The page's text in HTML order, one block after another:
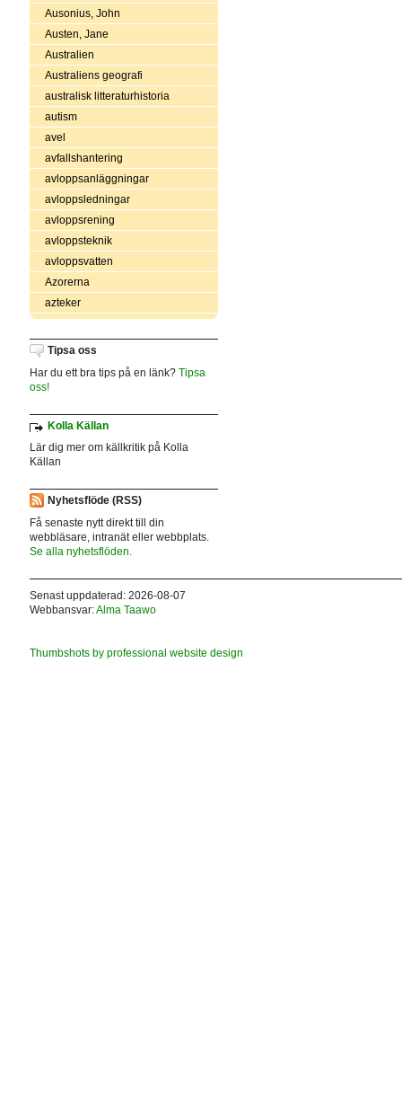
Ausonius, John
Austen, Jane
Australien
Australiens geografi
australisk litteraturhistoria
autism
avel
avfallshantering
avloppsanläggningar
avloppsledningar
avloppsrening
avloppsteknik
avloppsvatten
Azorerna
azteker
Tipsa oss
Har du ett bra tips på en länk? Tipsa
oss!
Kolla Källan
Lär dig mer om källkritik på Kolla
Källan
Nyhetsflöde (RSS)
Få senaste nytt direkt till din
webbläsare, intranät eller webbplats.
Se alla nyhetsflöden.
Senast uppdaterad: 2026-08-07
Webbansvar:Alma Taawo
Thumbshots by professional website design